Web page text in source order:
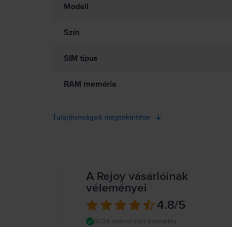
Modell
Szín
SIM típus
RAM memória
Tulajdonságok megtekintése
A Rejoy vásárlóinak
véleményei
4.8/5
9734 ellenőrzött értékelés